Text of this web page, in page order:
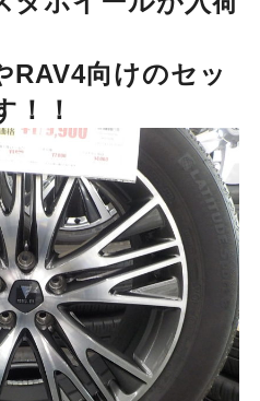
RAV4向けのセッ
！！